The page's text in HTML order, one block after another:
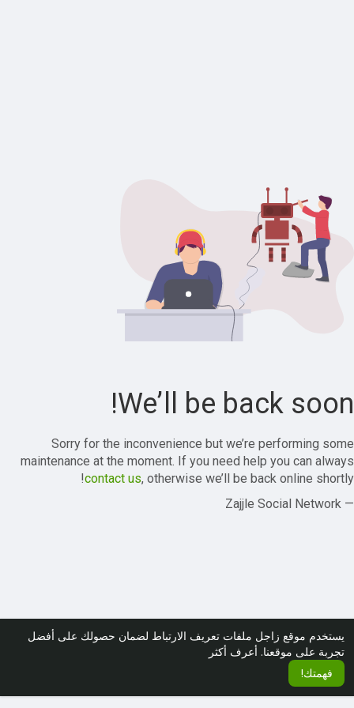
يستخدم موقع زاجل ملفات تعريف الارتباط لضمان حصولك على أفضل
تجربة على موقعنا. أعرف أكثر
فهمتك!
We’ll be back soon!
Sorry for the inconvenience but we’re performing some
maintenance at the moment. If you need help you can always
contact us, otherwise we’ll be back online shortly!
— Zajjle Social Network